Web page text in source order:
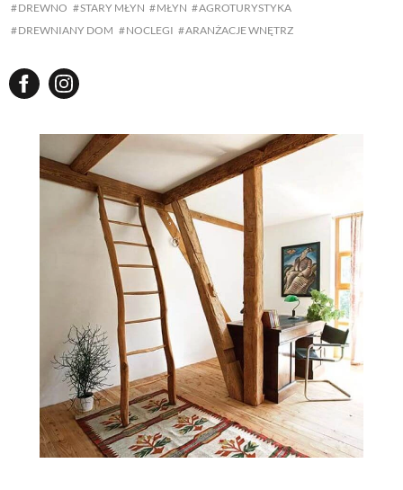
DREWNO STARY MŁYN MŁYN
AGROTURYSTYKA
DREWNIANY DOM
NOCLEGI ARANŻACJE WNĘTRZ